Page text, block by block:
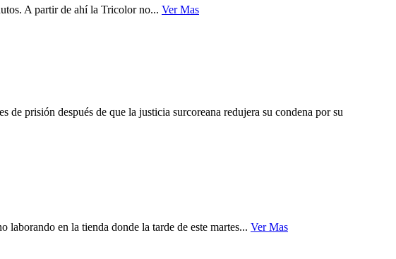
A partir de ahí la Tricolor no... Ver Mas
prisión después de que la justicia surcoreana redujera su condena por su
en la tienda donde la tarde de este martes... Ver Mas